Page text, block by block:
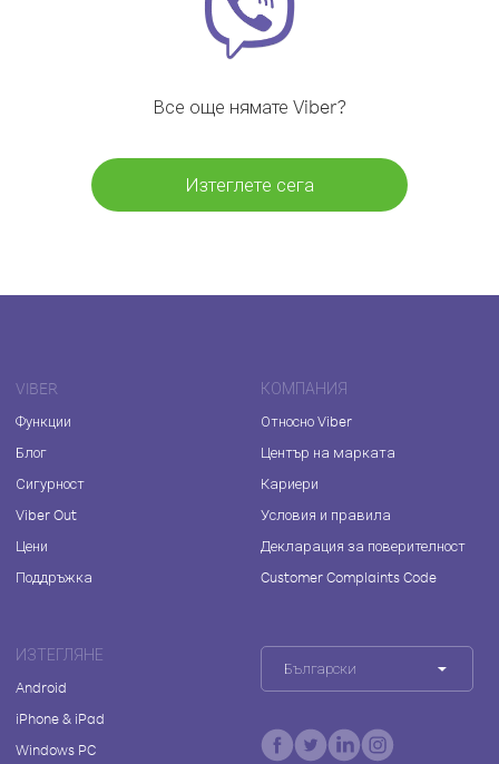
Все още нямате Viber?
Изтеглете сега
VIBER
Функции
Блог
Сигурност
Viber Out
Цени
Поддръжка
КОМПАНИЯ
Относно Viber
Център на марката
Кариери
Условия и правила
Декларация за поверителност
Customer Complaints Code
ИЗТЕГЛЯНЕ
Android
iPhone & iPad
Windows PC
Български